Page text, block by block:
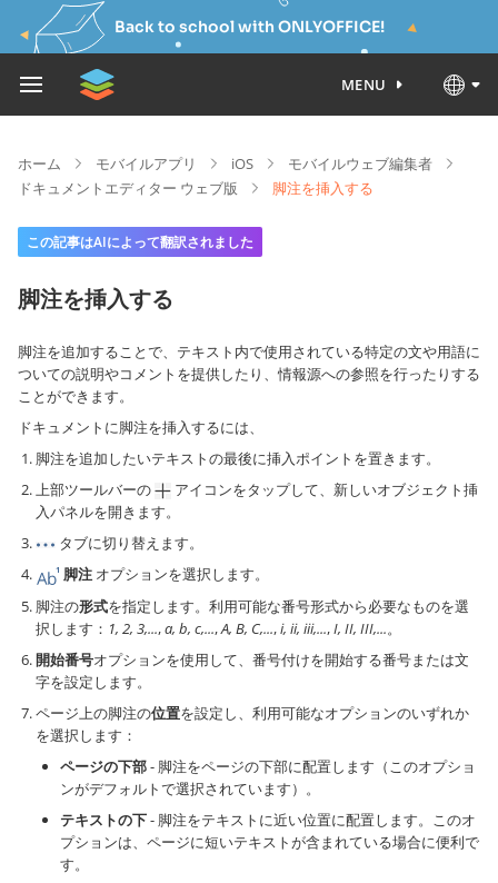
Back to school with ONLYOFFICE!
MENU
ホーム モバイルアプリ iOS
モバイルウェブ編集者
ドキュメントエディター ウェブ版
脚注を挿入する
この記事はAIによって翻訳されました
脚注を挿入する
脚注を追加することで、テキスト内で使用されている特定の文や用語に
ついての説明やコメントを提供したり、情報源への参照を行ったりする
ことができます。
ドキュメントに脚注を挿入するには、
脚注を追加したいテキストの最後に挿入ポイントを置きます。
上部ツールバーの
アイコンをタップして、新しいオブジェクト挿
入パネルを開きます。
タブに切り替えます。
脚注 オプションを選択します。
脚注の形式を指定します。利用可能な番号形式から必要なものを選
択します： 1, 2, 3,...,a, b, c,...,A, B, C,...,i, ii, iii,...,I, II, III,...。
開始番号オプションを使用して、番号付けを開始する番号または文
字を設定します。
ページ上の脚注の位置を設定し、利用可能なオプションのいずれか
を選択します：
ページの下部- 脚注をページの下部に配置します（このオプショ
ンがデフォルトで選択されています）。
テキストの下- 脚注をテキストに近い位置に配置します。このオ
プションは、ページに短いテキストが含まれている場合に便利で
す。